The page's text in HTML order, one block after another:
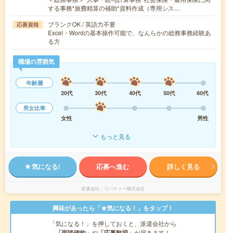
する事務*旅費精算の補助*資料作成（専用シス…
応募資格
ブランクOK / 英語力不要
Excel・Wordの基本操作可能で、なんらかの総務事務経験あ
る方
職場の雰囲気
年齢層
20代
30代 40代 50代
60代
男女比率
女性
男性
もっと見る
気になる! 応募へ進む 詳しく見る
派遣会社 リバティー株式会社
興味があったら「★気になる！」をタップ！
「気になる！」を押しておくと、派遣会社から